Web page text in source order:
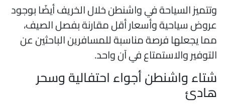
السياحة في واشنطن خلال الخريف أيضًا بوجود
سياحية وأسعار أقل مقارنة بفصل الصيف،
يجعلها فرصة مناسبة للمسافرين الباحثين عن
والاستمتاع في آن واحد.
واشنطن أجواء احتفالية وسحر